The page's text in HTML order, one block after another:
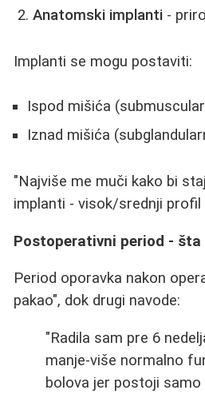
Anatomski implanti -
Implanti se mogu postaviti:
Ispod mišića
Iznad mišića
"Najviše me muči kako bi
implanti - visok/srednji profil
Postoperativni period - šta
Period oporavka nakon
pakao", dok drugi navode:
"Radila sam pre 6
manje-više normalno
bolova jer postoji